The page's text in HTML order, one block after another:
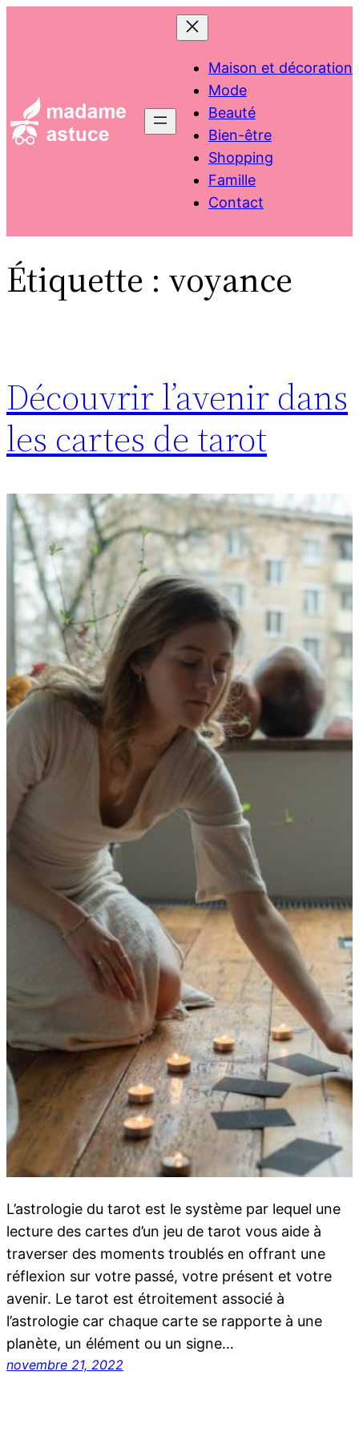
Maison et décoration
Mode
Beauté
Bien-être
Shopping
Famille
Contact
Étiquette : voyance
Découvrir l’avenir dans
les cartes de tarot
L’astrologie du tarot est le système par lequel une
lecture des cartes d’un jeu de tarot vous aide à
traverser des moments troublés en offrant une
réflexion sur votre passé, votre présent et votre
avenir. Le tarot est étroitement associé à
l’astrologie car chaque carte se rapporte à une
planète, un élément ou un signe…
novembre 21, 2022